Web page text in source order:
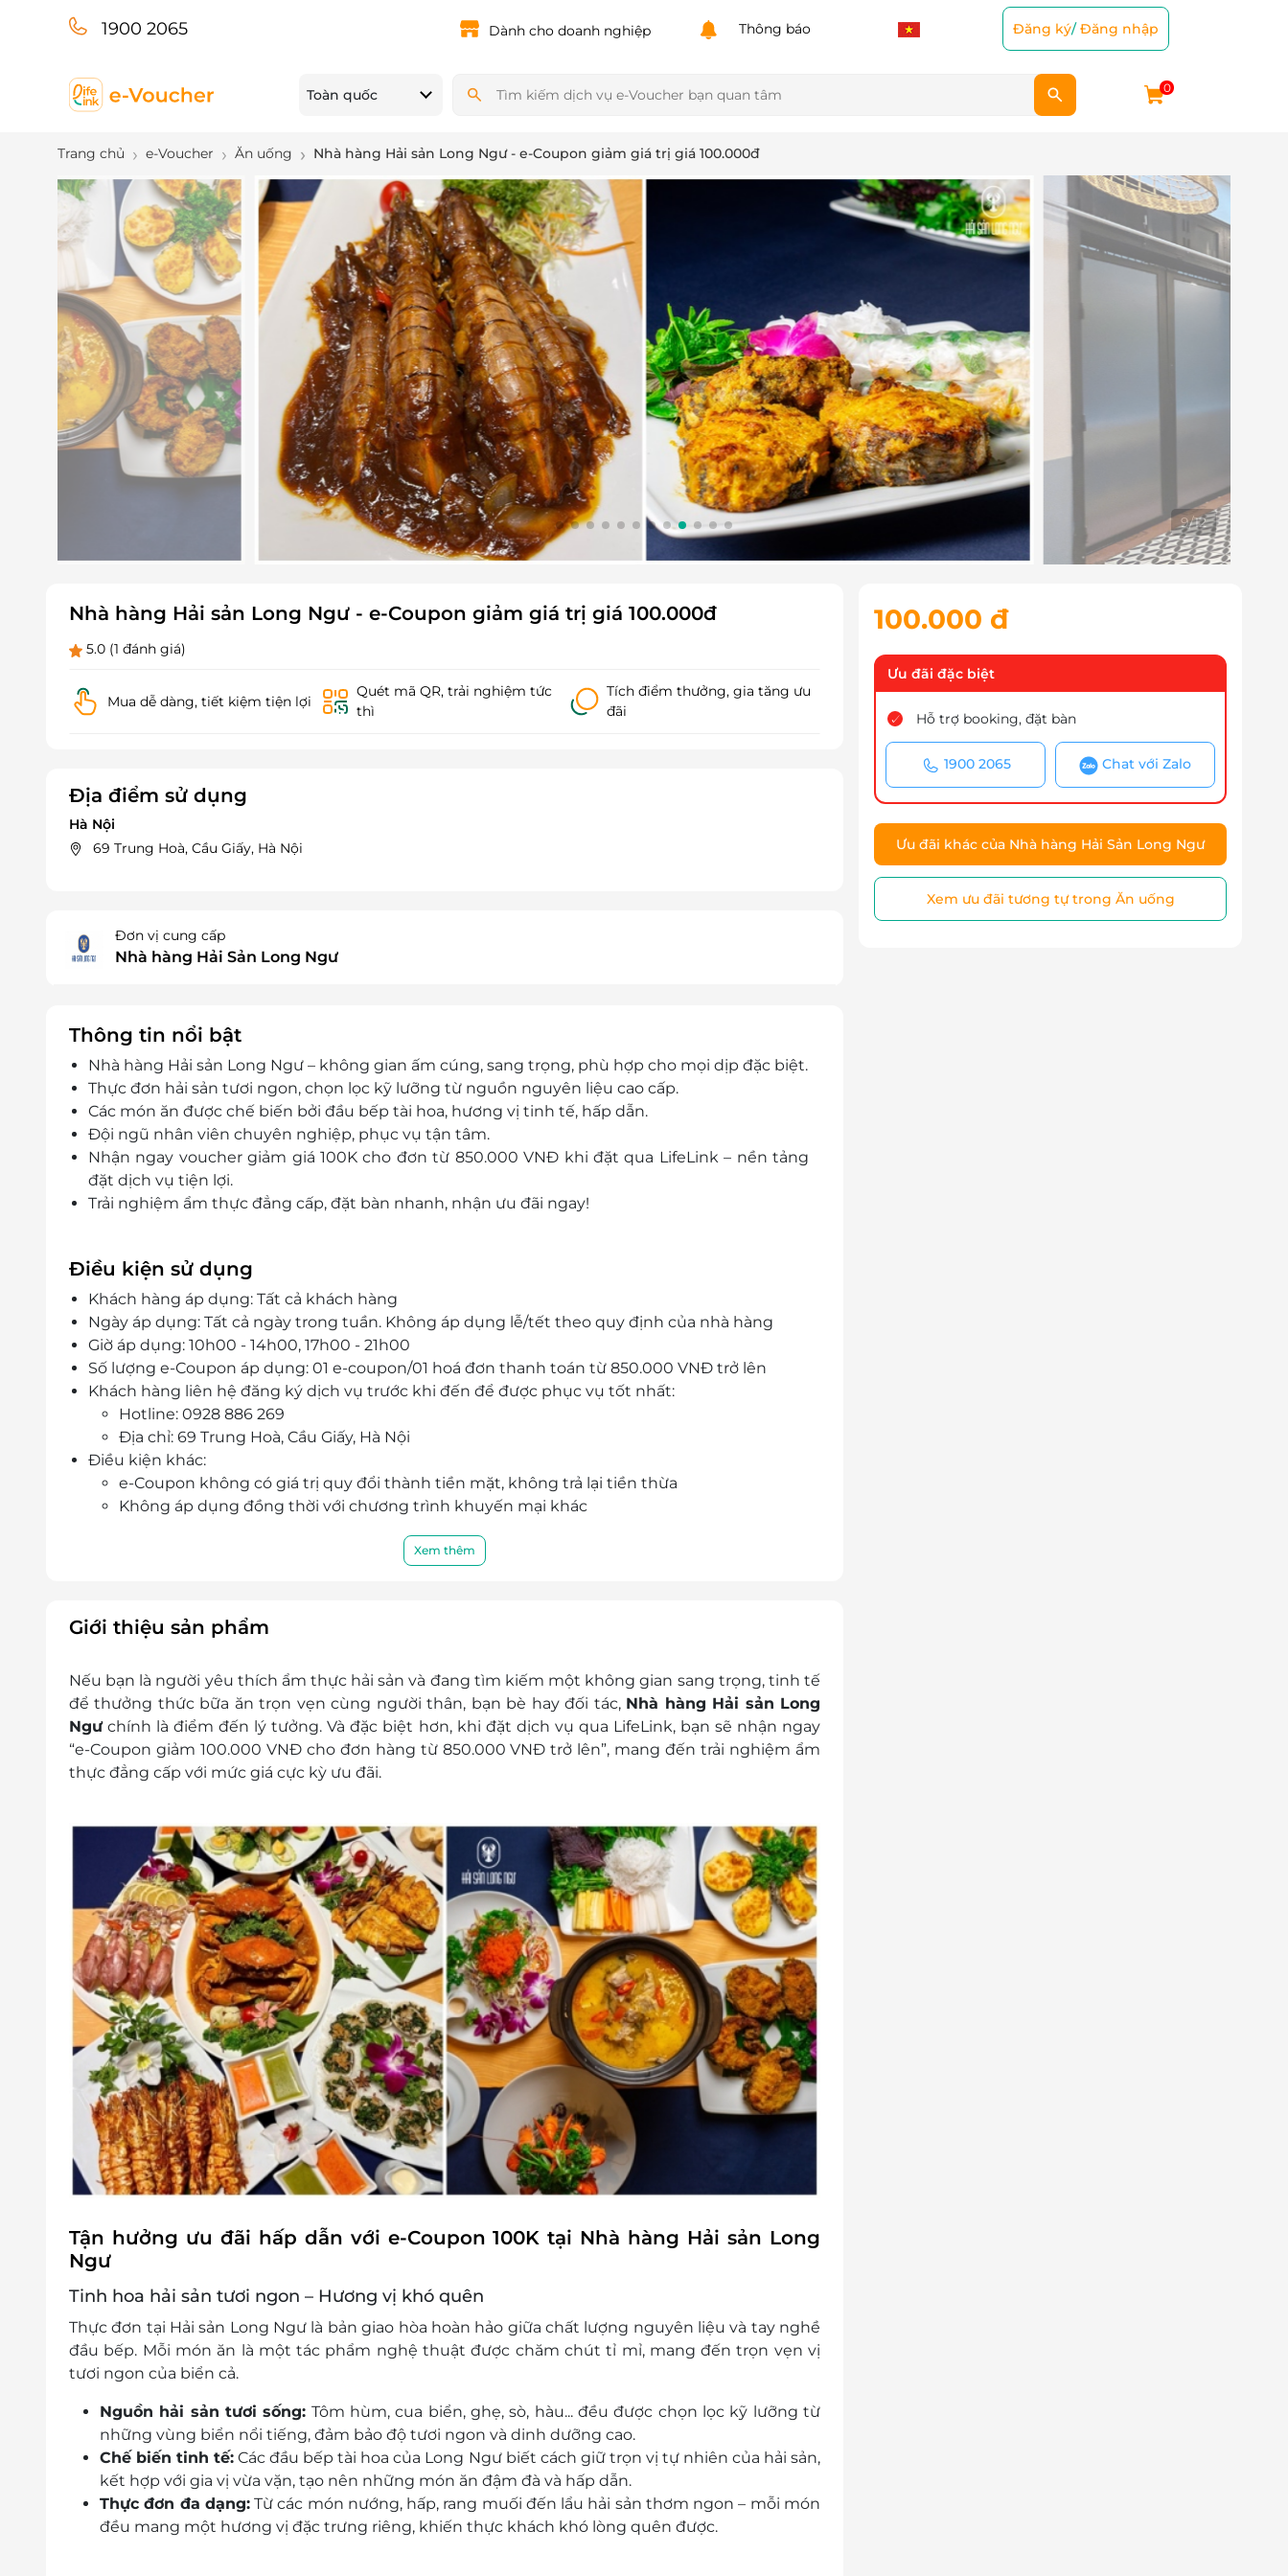
1900 2065 Dành cho doanh nghiệp Thông báo Đăng ký/Đăng nhập
Toàn quốc 0
Trang chủ e-Voucher Ăn uống Nhà hàng Hải sản Long Ngư - e-Coupon giảm giá trị giá 100.000đ
10/12
Nhà hàng Hải sản Long Ngư - e-Coupon giảm giá trị giá 100.000đ
5.0 (1 đánh giá)
Mua dễ dàng, tiết kiệm tiện lợi
Quét mã QR, trải nghiệm tức
thì
Tích điểm thưởng, gia tăng ưu
đãi
Địa điểm sử dụng
Hà Nội
69 Trung Hoà, Cầu Giấy, Hà Nội
Đơn vị cung cấp
Nhà hàng Hải Sản Long Ngư
Thông tin nổi bật
Nhà hàng Hải sản Long Ngư – không gian ấm cúng, sang trọng, phù hợp cho mọi dịp đặc biệt.
Thực đơn hải sản tươi ngon, chọn lọc kỹ lưỡng từ nguồn nguyên liệu cao cấp.
Các món ăn được chế biến bởi đầu bếp tài hoa, hương vị tinh tế, hấp dẫn.
Đội ngũ nhân viên chuyên nghiệp, phục vụ tận tâm.
Nhận ngay voucher giảm giá 100K cho đơn từ 850.000 VNĐ khi đặt qua LifeLink – nền tảng
đặt dịch vụ tiện lợi.
Trải nghiệm ẩm thực đẳng cấp, đặt bàn nhanh, nhận ưu đãi ngay!
Điều kiện sử dụng
Khách hàng áp dụng: Tất cả khách hàng
Ngày áp dụng: Tất cả ngày trong tuần. Không áp dụng lễ/tết theo quy định của nhà hàng
Giờ áp dụng: 10h00 - 14h00, 17h00 - 21h00
Số lượng e-Coupon áp dụng: 01 e-coupon/01 hoá đơn thanh toán từ 850.000 VNĐ trở lên
Khách hàng liên hệ đăng ký dịch vụ trước khi đến để được phục vụ tốt nhất:
Hotline: 0928 886 269
Địa chỉ: 69 Trung Hoà, Cầu Giấy, Hà Nội
Điều kiện khác:
e-Coupon không có giá trị quy đổi thành tiền mặt, không trả lại tiền thừa
Không áp dụng đồng thời với chương trình khuyến mại khác
Xem thêm
Giới thiệu sản phẩm
Nếu bạn là người yêu thích ẩm thực hải sản và đang tìm kiếm một không gian sang trọng, tinh tế
để thưởng thức bữa ăn trọn vẹn cùng người thân, bạn bè hay đối tác, Nhà hàng Hải sản Long
Ngưchính là điểm đến lý tưởng. Và đặc biệt hơn, khi đặt dịch vụ qua LifeLink, bạn sẽ nhận ngay
“e-Coupon giảm 100.000 VNĐ cho đơn hàng từ 850.000 VNĐ trở lên”, mang đến trải nghiệm ẩm
thực đẳng cấp với mức giá cực kỳ ưu đãi.
Tận hưởng ưu đãi hấp dẫn với e-Coupon 100K tại Nhà hàng Hải sản Long
Ngư
Tinh hoa hải sản tươi ngon – Hương vị khó quên
Thực đơn tại Hải sản Long Ngư là bản giao hòa hoàn hảo giữa chất lượng nguyên liệu và tay nghề
đầu bếp. Mỗi món ăn là một tác phẩm nghệ thuật được chăm chút tỉ mỉ, mang đến trọn vẹn vị
tươi ngon của biển cả.
Nguồn hải sản tươi sống: Tôm hùm, cua biển, ghẹ, sò, hàu... đều được chọn lọc kỹ lưỡng từ
những vùng biển nổi tiếng, đảm bảo độ tươi ngon và dinh dưỡng cao.
Chế biến tinh tế: Các đầu bếp tài hoa của Long Ngư biết cách giữ trọn vị tự nhiên của hải sản,
kết hợp với gia vị vừa vặn, tạo nên những món ăn đậm đà và hấp dẫn.
Thực đơn đa dạng:Từ các món nướng, hấp, rang muối đến lẩu hải sản thơm ngon – mỗi món
đều mang một hương vị đặc trưng riêng, khiến thực khách khó lòng quên được.
100.000 đ
Ưu đãi đặc biệt
Hỗ trợ booking, đặt bàn
1900 2065 Chat với Zalo
Ưu đãi khác của Nhà hàng Hải Sản Long Ngư
Xem ưu đãi tương tự trong Ăn uống